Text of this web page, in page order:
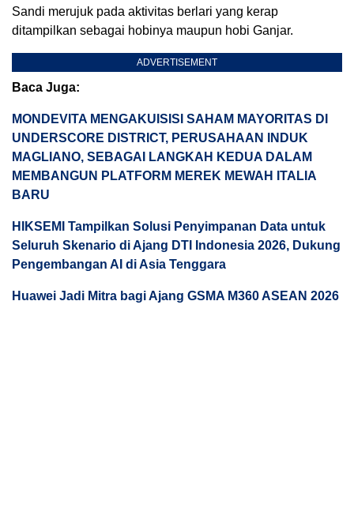
Sandi merujuk pada aktivitas berlari yang kerap
ditampilkan sebagai hobinya maupun hobi Ganjar.
ADVERTISEMENT
Baca Juga:
MONDEVITA MENGAKUISISI SAHAM MAYORITAS DI
UNDERSCORE DISTRICT, PERUSAHAAN INDUK
MAGLIANO, SEBAGAI LANGKAH KEDUA DALAM
MEMBANGUN PLATFORM MEREK MEWAH ITALIA
BARU
HIKSEMI Tampilkan Solusi Penyimpanan Data untuk
Seluruh Skenario di Ajang DTI Indonesia 2026, Dukung
Pengembangan AI di Asia Tenggara
Huawei Jadi Mitra bagi Ajang GSMA M360 ASEAN 2026